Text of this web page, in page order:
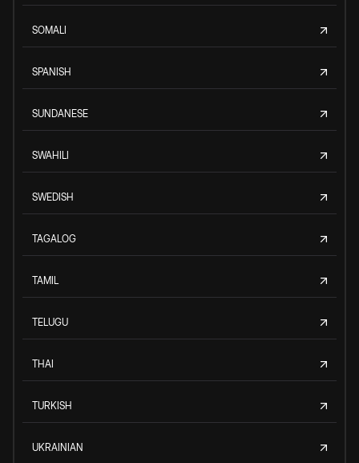
SOMALI
SPANISH
SUNDANESE
SWAHILI
SWEDISH
TAGALOG
TAMIL
TELUGU
THAI
TURKISH
UKRAINIAN